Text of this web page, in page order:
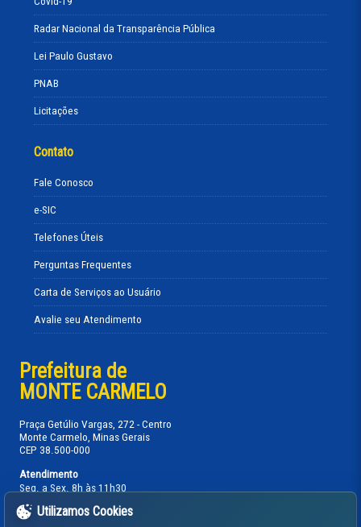
Radar Nacional da Transparência Pública
Lei Paulo Gustavo
PNAB
Licitações
Contato
Fale Conosco
e-SIC
Telefones Úteis
Perguntas Frequentes
Carta de Serviços ao Usuário
Avalie seu Atendimento
Prefeitura de
MONTE CARMELO
Praça Getúlio Vargas, 272 - Centro
Monte Carmelo, Minas Gerais
CEP 38.500-000
Atendimento
Seg. a Sex. 8h às 11h30
Utilizamos Cookies